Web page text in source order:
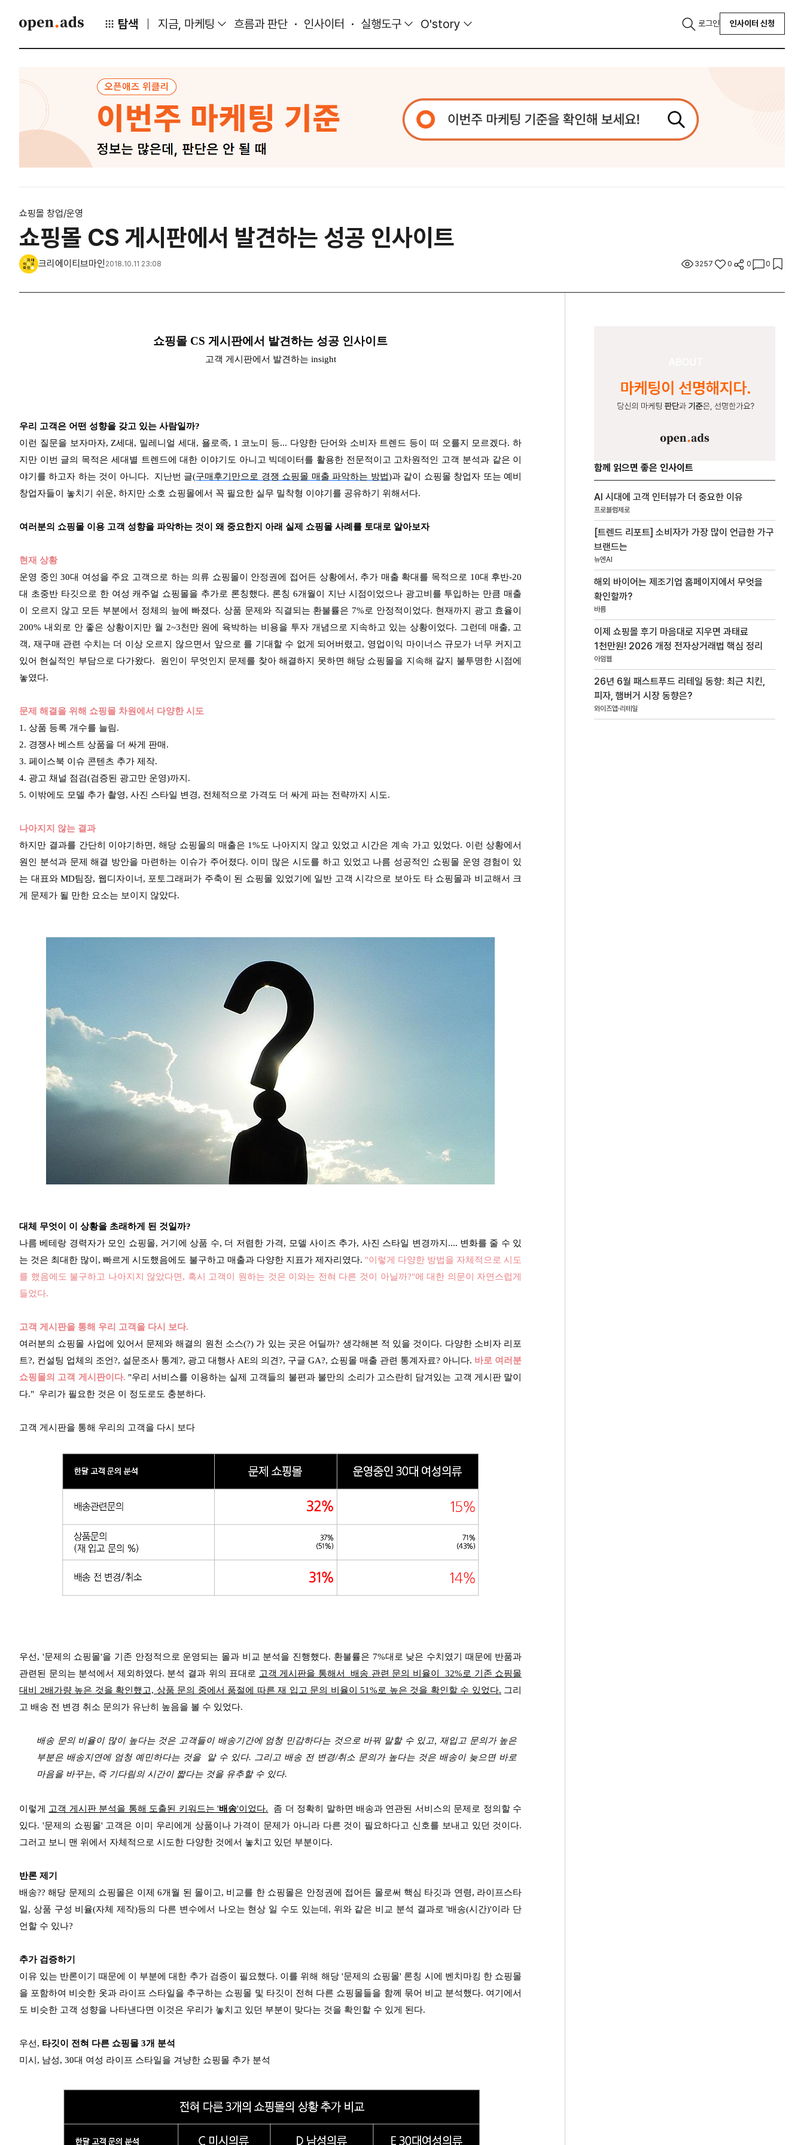
탐색 지금, 마케팅 흐름과 판단 인사이터 실행도구 O'story 로그인 인사이터 신청
쇼핑몰 창업/운영
쇼핑몰 CS 게시판에서 발견하는 성공 인사이트
크리에이티브마인 2018.10.11 23:08 3257 0 0 0
쇼핑몰 CS 게시판에서 발견하는 성공 인사이트
고객 게시판에서 발견하는 insight
우리 고객은 어떤 성향을 갖고 있는 사람일까?
이런 질문을 보자마자, Z세대, 밀레니얼 세대, 욜로족, 1 코노미 등... 다양한 단어와 소비자 트렌드 등이 떠 오를지 모르겠다. 하
지만 이번 글의 목적은 세대별 트렌드에 대한 이야기도 아니고 빅데이터를 활용한 전문적이고 고차원적인 고객 분석과 같은 이
야기를 하고자 하는 것이 아니다. 지난번 글(구매후기만으로 경쟁 쇼핑몰 매출 파악하는 방법)과 같이 쇼핑몰 창업자 또는 예비
창업자들이 놓치기 쉬운, 하지만 소호 쇼핑몰에서 꼭 필요한 실무 밀착형 이야기를 공유하기 위해서다.
여러분의 쇼핑몰 이용 고객 성향을 파악하는 것이 왜 중요한지 아래 실제 쇼핑몰 사례를 토대로 알아보자
현재 상황
운영 중인 30대 여성을 주요 고객으로 하는 의류 쇼핑몰이 안정권에 접어든 상황에서, 추가 매출 확대를 목적으로 10대 후반-20
대 초중반 타깃으로 한 여성 캐주얼 쇼핑몰을 추가로 론칭했다. 론칭 6개월이 지난 시점이었으나 광고비를 투입하는 만큼 매출
이 오르지 않고 모든 부분에서 정체의 늪에 빠졌다. 상품 문제와 직결되는 환불률은 7%로 안정적이었다. 현재까지 광고 효율이
200% 내외로 안 좋은 상황이지만 월 2~3천만 원에 육박하는 비용을 투자 개념으로 지속하고 있는 상황이었다. 그런데 매출, 고
객, 재구매 관련 수치는 더 이상 오르지 않으면서 앞으로 를 기대할 수 없게 되어버렸고, 영업이익 마이너스 규모가 너무 커지고
있어 현실적인 부담으로 다가왔다. 원인이 무엇인지 문제를 찾아 해결하지 못하면 해당 쇼핑몰을 지속해 갈지 불투명한 시점에
놓였다.
문제 해결을 위해 쇼핑몰 차원에서 다양한 시도
1. 상품 등록 개수를 늘림.
2. 경쟁사 베스트 상품을 더 싸게 판매.
3. 페이스북 이슈 콘텐츠 추가 제작.
4. 광고 채널 점검(검증된 광고만 운영)까지.
5. 이밖에도 모델 추가 촬영, 사진 스타일 변경, 전체적으로 가격도 더 싸게 파는 전략까지 시도.
나아지지 않는 결과
하지만 결과를 간단히 이야기하면, 해당 쇼핑몰의 매출은 1%도 나아지지 않고 있었고 시간은 계속 가고 있었다. 이런 상황에서
원인 분석과 문제 해결 방안을 마련하는 이슈가 주어졌다. 이미 많은 시도를 하고 있었고 나름 성공적인 쇼핑몰 운영 경험이 있
는 대표와 MD팀장, 웹디자이너, 포토그래퍼가 주축이 된 쇼핑몰 있었기에 일반 고객 시각으로 보아도 타 쇼핑몰과 비교해서 크
게 문제가 될 만한 요소는 보이지 않았다.
대체 무엇이 이 상황을 초래하게 된 것일까?
나름 베테랑 경력자가 모인 쇼핑몰, 거기에 상품 수, 더 저렴한 가격, 모델 사이즈 추가, 사진 스타일 변경까지.... 변화를 줄 수 있
는 것은 최대한 많이, 빠르게 시도했음에도 불구하고 매출과 다양한 지표가 제자리였다. "이렇게 다양한 방법을 자체적으로 시도
를 했음에도 불구하고 나아지지 않았다면, 혹시 고객이 원하는 것은 이와는 전혀 다른 것이 아닐까?"에 대한 의문이 자연스럽게
들었다.
고객 게시판을 통해 우리 고객을 다시 보다.
여러분의 쇼핑몰 사업에 있어서 문제와 해결의 원천 소스(?) 가 있는 곳은 어딜까? 생각해본 적 있을 것이다. 다양한 소비자 리포
트?, 컨설팅 업체의 조언?, 설문조사 통계?, 광고 대행사 AE의 의견?, 구글 GA?, 쇼핑몰 매출 관련 통계자료? 아니다. 바로 여러분
쇼핑몰의 고객 게시판이다. "우리 서비스를 이용하는 실제 고객들의 불편과 불만의 소리가 고스란히 담겨있는 고객 게시판 말이
다." 우리가 필요한 것은 이 정도로도 충분하다.
고객 게시판을 통해 우리의 고객을 다시 보다
우선, '문제의 쇼핑몰'을 기존 안정적으로 운영되는 몰과 비교 분석을 진행했다. 환불률은 7%대로 낮은 수치였기 때문에 반품과
관련된 문의는 분석에서 제외하였다. 분석 결과 위의 표대로 고객 게시판을 통해서 배송 관련 문의 비율이 32%로 기존 쇼핑몰
대비 2배가량 높은 것을 확인했고, 상품 문의 중에서 품절에 따른 재 입고 문의 비율이 51%로 높은 것을 확인할 수 있었다. 그리
고 배송 전 변경 취소 문의가 유난히 높음을 볼 수 있었다.
배송 문의 비율이 많이 높다는 것은 고객들이 배송기간에 엄청 민감하다는 것으로 바꿔 말할 수 있고, 재입고 문의가 높은
부분은 배송지연에 엄청 예민하다는 것을 알 수 있다. 그리고 배송 전 변경/취소 문의가 높다는 것은 배송이 늦으면 바로
마음을 바꾸는, 즉 기다림의 시간이 짧다는 것을 유추할 수 있다.
이렇게 고객 게시판 분석을 통해 도출된 키워드는 '배송'이었다. 좀 더 정확히 말하면 배송과 연관된 서비스의 문제로 정의할 수
있다. '문제의 쇼핑몰' 고객은 이미 우리에게 상품이나 가격이 문제가 아니라 다른 것이 필요하다고 신호를 보내고 있던 것이다.
그러고 보니 맨 위에서 자체적으로 시도한 다양한 것에서 놓치고 있던 부분이다.
반론 제기
배송?? 해당 문제의 쇼핑몰은 이제 6개월 된 몰이고, 비교를 한 쇼핑몰은 안정권에 접어든 몰로써 핵심 타깃과 연령, 라이프스타
일, 상품 구성 비율(자체 제작)등의 다른 변수에서 나오는 현상 일 수도 있는데, 위와 같은 비교 분석 결과로 '배송(시간)'이라 단
언할 수 있나?
추가 검증하기
이유 있는 반론이기 때문에 이 부분에 대한 추가 검증이 필요했다. 이를 위해 해당 '문제의 쇼핑몰' 론칭 시에 벤치마킹 한 쇼핑몰
을 포함하여 비슷한 옷과 라이프 스타일을 추구하는 쇼핑몰 및 타깃이 전혀 다른 쇼핑몰들을 함께 묶어 비교 분석했다. 여기에서
도 비슷한 고객 성향을 나타낸다면 이것은 우리가 놓치고 있던 부분이 맞다는 것을 확인할 수 있게 된다.
우선, 타깃이 전혀 다른 쇼핑몰 3개 분석
미시, 남성, 30대 여성 라이프 스타일을 겨냥한 쇼핑몰 추가 분석
함께 읽으면 좋은 인사이트
AI 시대에 고객 인터뷰가 더 중요한 이유
프로블럼제로
[트렌드 리포트] 소비자가 가장 많이 언급한 가구
브랜드는
뉴엔AI
해외 바이어는 제조기업 홈페이지에서 무엇을
확인할까?
바름
이제 쇼핑몰 후기 마음대로 지우면 과태료
1천만원! 2026 개정 전자상거래법 핵심 정리
아임웹
26년 6월 패스트푸드 리테일 동향: 최근 치킨,
피자, 햄버거 시장 동향은?
와이즈앱·리테일